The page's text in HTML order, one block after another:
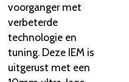
voorganger met
verbeterde
technologie en
tuning. Deze IEM is
uitgerust met een